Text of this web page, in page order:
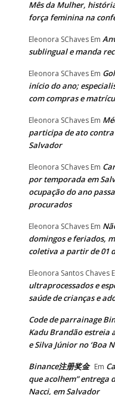
Mês da Mulher,
força feminina na
Eleonora SChaves Em
sublingual e manda
Eleonora SChaves Em
início do ano;
com compras e
Eleonora SChaves Em
participa de ato
Salvador
Eleonora SChaves Em
por temporada em
ocupação do ano
procurados
Eleonora SChaves Em
domingos e feriados,
coletiva a partir de 01
Eleonora Santos Chaves
ultraprocessados e
saúde de crianças e
Code de parrainage
Kadu Brandão estreia
e Silva Júnior no ‘Boa
Binance注册奖金 Em
que acolhem” entrega
Nacci, em Salvador